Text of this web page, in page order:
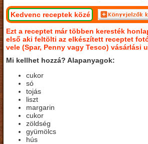
Kedvenc receptek közé
Ezt a receptet már többen keresték
első aki feltölti az elkészített receptet
vele (Spar, Penny vagy Tesco) vásárlási
Mi kellhet hozzá? Alapanyagok:
cukor
só
tojás
liszt
margarin
cukor
zöldség
gyümölcs
hús